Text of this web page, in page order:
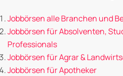
Jobbörsen alle Branchen und
Jobbörsen für Absolventen,
Professionals
Jobbörsen für Agrar &
Jobbörsen für Apotheker